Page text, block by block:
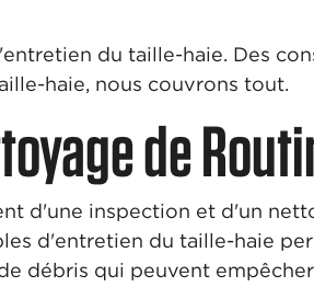
du taille-haie. Des
haie, nous couvrons tout.
de
d'une inspection et d'un
d'entretien du taille-haie
débris qui peuvent